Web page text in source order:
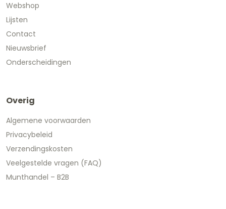
Webshop
Lijsten
Contact
Nieuwsbrief
Onderscheidingen
Overig
Algemene voorwaarden
Privacybeleid
Verzendingskosten
Veelgestelde vragen (FAQ)
Munthandel – B2B